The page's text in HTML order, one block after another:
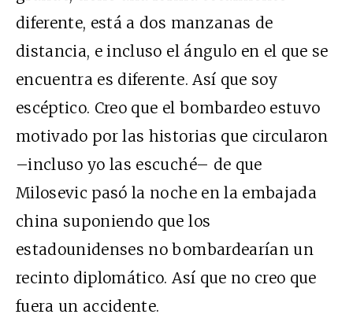
diferente, está a dos manzanas de
distancia, e incluso el ángulo en el que se
encuentra es diferente. Así que soy
escéptico. Creo que el bombardeo estuvo
motivado por las historias que circularon
–incluso yo las escuché– de que
Milosevic pasó la noche en la embajada
china suponiendo que los
estadounidenses no bombardearían un
recinto diplomático. Así que no creo que
fuera un accidente.